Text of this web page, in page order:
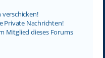
Private Nachrichten!
Mitglied dieses Forums